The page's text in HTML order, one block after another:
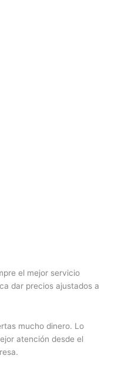
el mejor servicio
dar precios ajustados a
mucho dinero. Lo
atención desde el